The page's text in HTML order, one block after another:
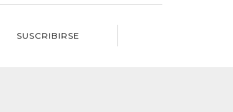
SUSCRIBIRSE